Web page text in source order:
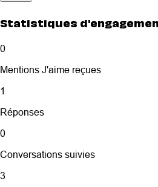
Statistiques
0
Mentions J'aime reçues
1
Réponses
0
Conversations suivies
3